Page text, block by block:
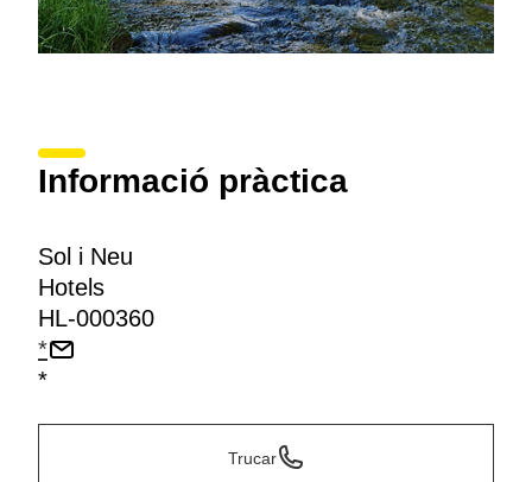
Informació pràctica
Sol i Neu
Hotels
HL-000360
*
*
Trucar